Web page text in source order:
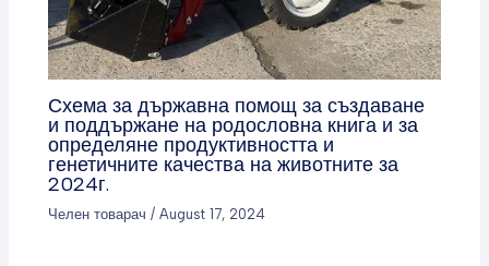
Схема за държавна помощ за създаване
и поддържане на родословна книга и за
определяне продуктивността и
генетичните качества на животните за
2024г.
Челен товарач /August 17, 2024